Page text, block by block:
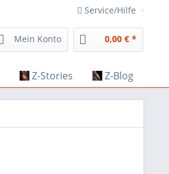
Service/Hilfe
Mein Konto 0,00 € *
Z-Stories Z-Blog